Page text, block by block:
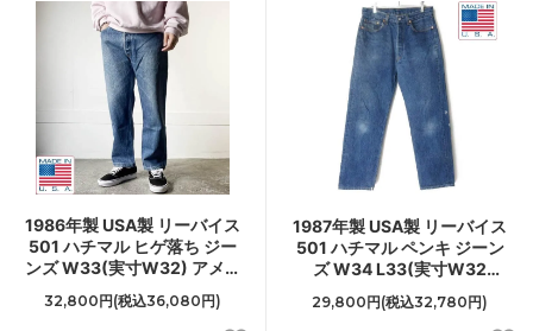
1986年製 USA製 リーバイス
501 ハチマル ヒゲ落ち ジー
ンズ W33(実寸W32) アメリ
カ製 80s ジーパン ビンテー
ジ D154
32,800円(税込36,080円)
1987年製 USA製 リーバイス
501 ハチマル ペンキ ジーン
ズ W34 L33(実寸W32
L29.5) 濃い色 80s アメリカ
製 ビンテージ D154
29,800円(税込32,780円)